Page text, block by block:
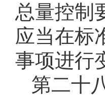
总量控制
应当在标
事项进行
第二十